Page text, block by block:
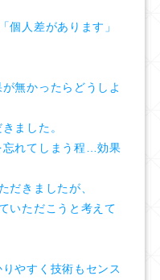
個人差があります」
無かったらどうしよ
ました。
れてしまう程…効果
だきましたが、
いただこうと考えて
やすく技術もセンス